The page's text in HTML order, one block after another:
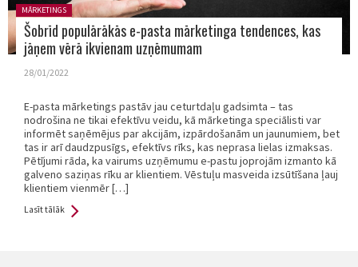
Posted in:
MĀRKETINGS
Šobrīd populārākās e-pasta mārketinga tendences, kas
jāņem vērā ikvienam uzņēmumam
28/01/2022
E-pasta mārketings pastāv jau ceturtdaļu gadsimta – tas
nodrošina ne tikai efektīvu veidu, kā mārketinga speciālisti var
informēt saņēmējus par akcijām, izpārdošanām un jaunumiem, bet
tas ir arī daudzpusīgs, efektīvs rīks, kas neprasa lielas izmaksas.
Pētījumi rāda, ka vairums uzņēmumu e-pastu joprojām izmanto kā
galveno saziņas rīku ar klientiem. Vēstuļu masveida izsūtīšana ļauj
klientiem vienmēr […]
Lasīt tālāk